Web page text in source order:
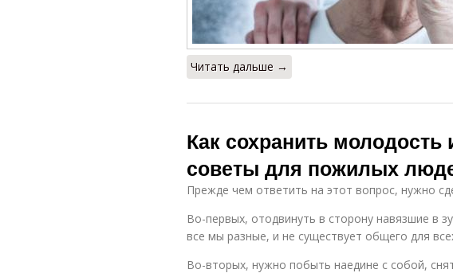
Читать дальше →
Как сохранить
советы для пожилых
Прежде чем ответить на этот вопрос, нужно
Во-первых, отодвинуть в сторону навязшие в
все мы разные, и не существует общего для
Во-вторых, нужно побыть наедине с собой,